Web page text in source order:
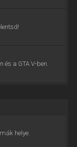
a GTA V-ben.
helye.